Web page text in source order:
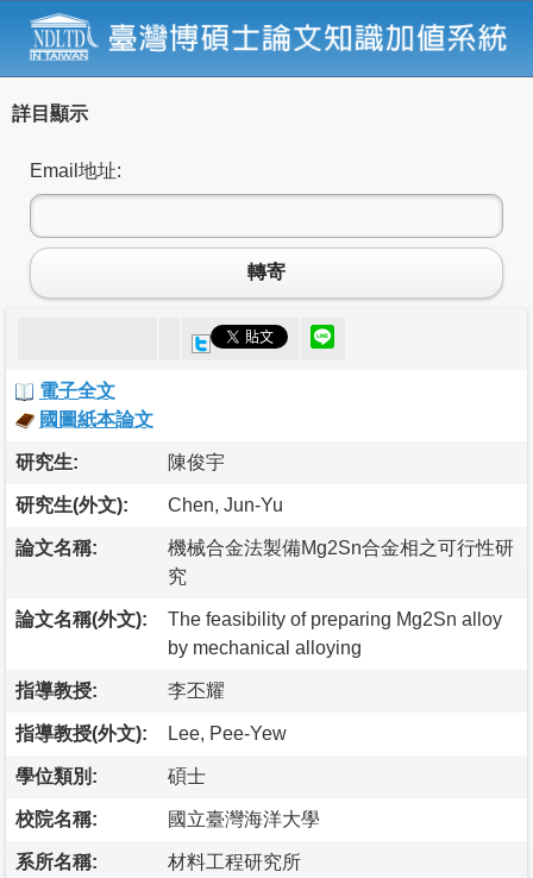
詳目顯示
Email地址:
轉寄
電子全文
國圖紙本論文
研究生: 陳俊宇
研究生(外文): Chen, Jun-Yu
論文名稱:
機械合金法製備Mg2Sn合金相之可行性研
究
論文名稱(外文):
The feasibility of preparing Mg2Sn alloy
by mechanical alloying
指導教授: 李丕耀
指導教授(外文): Lee, Pee-Yew
學位類別: 碩士
校院名稱: 國立臺灣海洋大學
系所名稱: 材料工程研究所